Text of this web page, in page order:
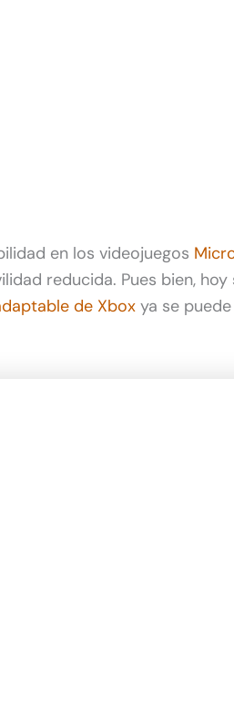
en los videojuegos
reducida. Pues bien, hoy
de Xbox ya se